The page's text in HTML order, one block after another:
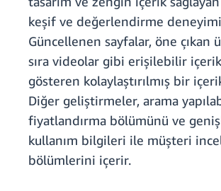
keşif ve değerlendirme
Güncellenen sayfalar, öne çıkan
sıra videolar gibi erişilebilir
gösteren kolaylaştırılmış bir
Diğer geliştirmeler, arama
fiyatlandırma bölümünü ve
kullanım bilgileri ile müşteri
bölümlerini içerir.